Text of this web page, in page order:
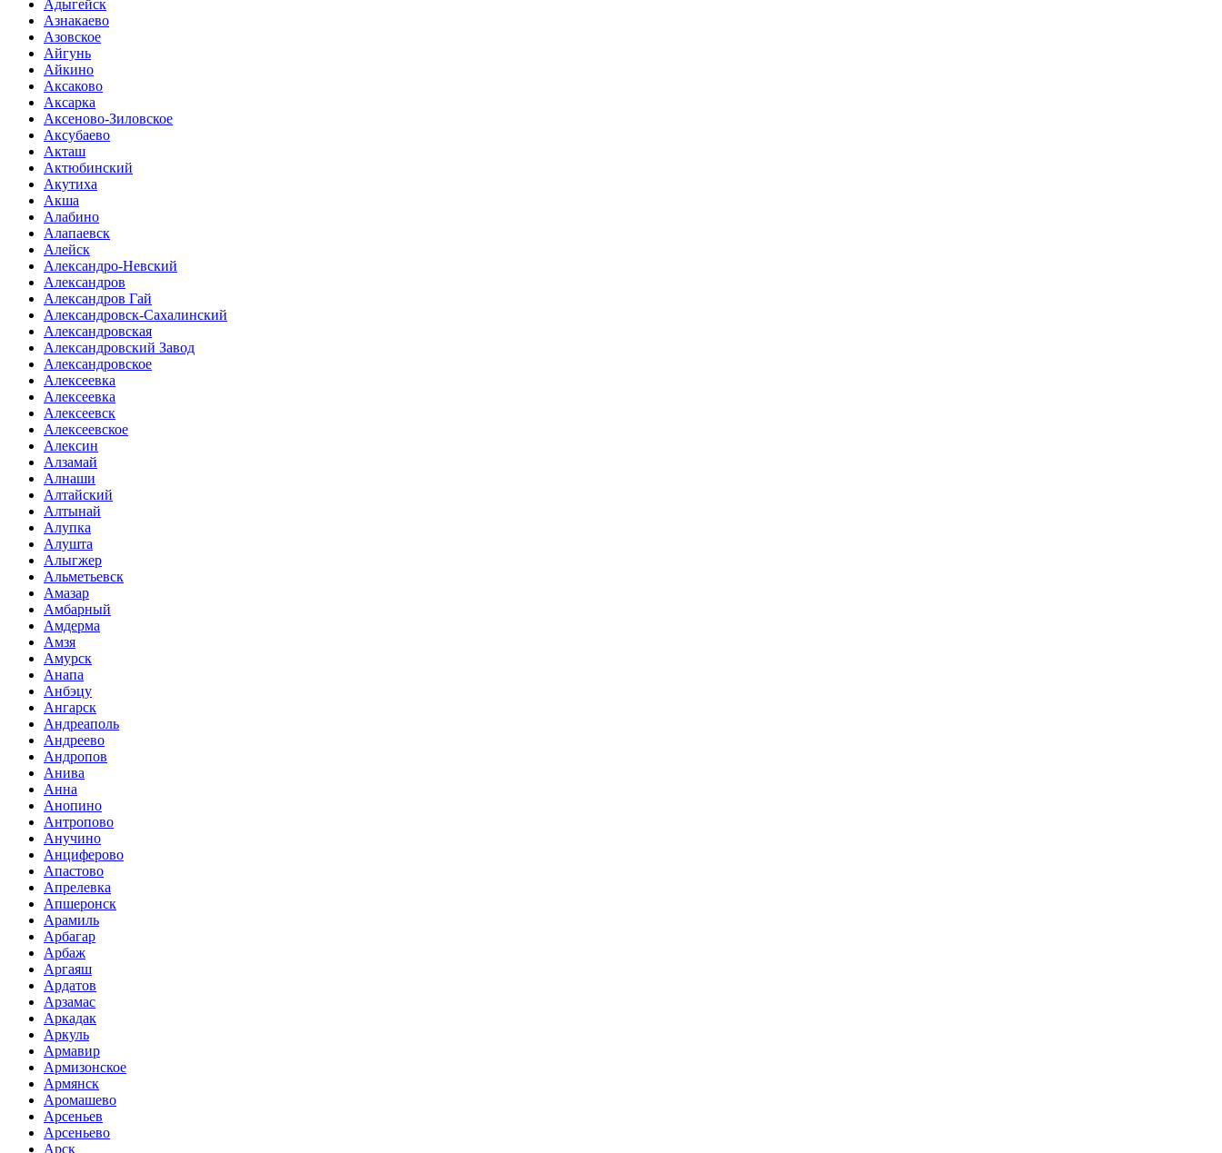
Адыгейск
Азнакаево
Азовское
Айгунь
Айкино
Аксаково
Аксарка
Аксеново-Зиловское
Аксубаево
Акташ
Актюбинский
Акутиха
Акша
Алабино
Алапаевск
Алейск
Александро-Невский
Александров
Александров Гай
Александровск-Сахалинский
Александровская
Александровский Завод
Александровское
Алексеевка
Алексеевка
Алексеевск
Алексеевское
Алексин
Алзамай
Алнаши
Алтайский
Алтынай
Алупка
Алушта
Алыгжер
Альметьевск
Амазар
Амбарный
Амдерма
Амзя
Амурск
Анапа
Анбэцу
Ангарск
Андреаполь
Андреево
Андропов
Анива
Анна
Анопино
Антропово
Анучино
Анциферово
Апастово
Апрелевка
Апшеронск
Арамиль
Арбагар
Арбаж
Аргаяш
Ардатов
Арзамас
Аркадак
Аркуль
Армавир
Армизонское
Армянск
Аромашево
Арсеньев
Арсеньево
Арск